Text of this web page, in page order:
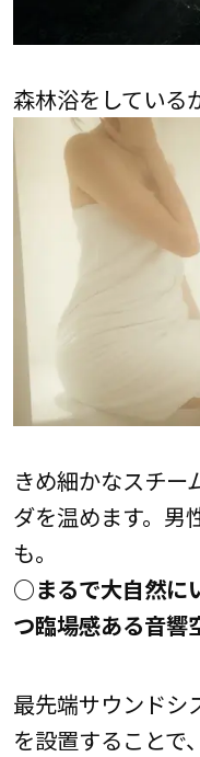
森林浴をしている
きめ細かなスチー
ダを温めます。男
も。
○まるで大自然に
つ臨場感ある音響
最先端サウンドシ
を設置することで